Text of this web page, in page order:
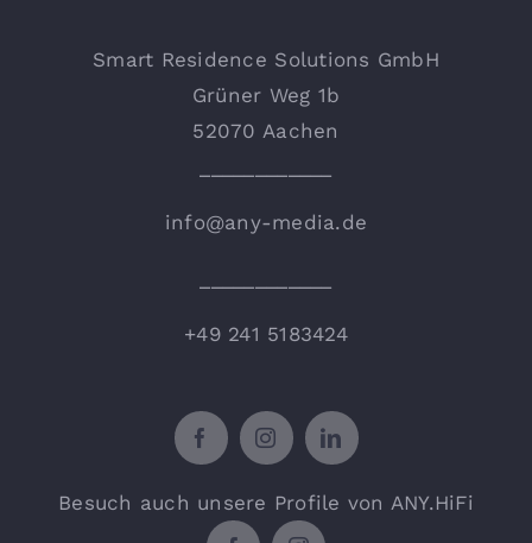
Smart Residence Solutions GmbH
Grüner Weg 1b
52070 Aachen
info@any-media.de
+49 241 5183424
Besuch auch unsere Profile von ANY.HiFi